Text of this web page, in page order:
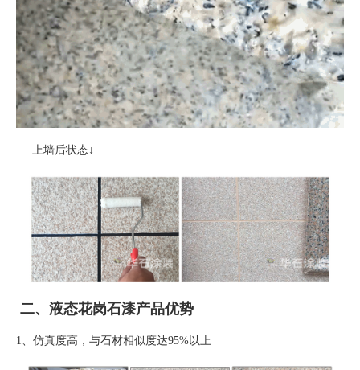
上墙后状态↓
二、液态花岗石漆产品优势
1、 仿真度高，与石材相似度达95%以上